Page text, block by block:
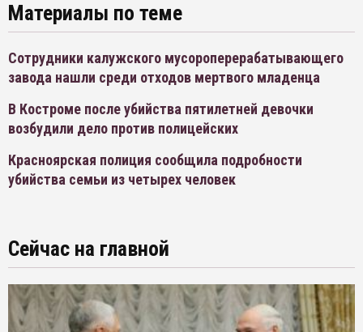
Материалы по теме
Сотрудники калужского мусороперерабатывающего
завода нашли среди отходов мертвого младенца
В Костроме после убийства пятилетней девочки
возбудили дело против полицейских
Красноярская полиция сообщила подробности
убийства семьи из четырех человек
Сейчас на главной